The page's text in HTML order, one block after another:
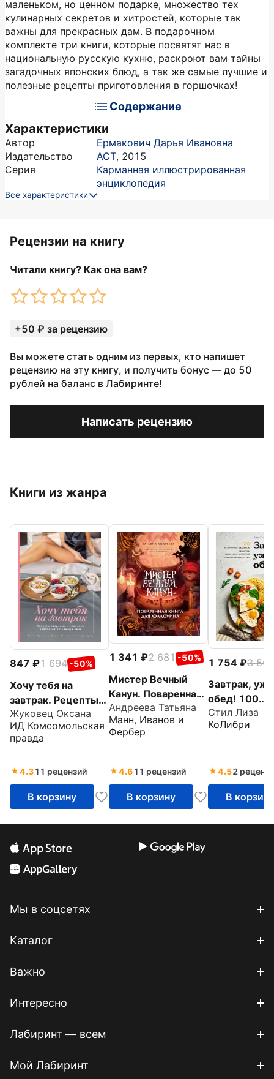
маленьком, но ценном подарке, множество тех
кулинарных секретов и хитростей, которые так
важны для прекрасных дам. В подарочном
комплекте три книги, которые посвятят нас в
национальную русскую кухню, раскроют вам тайны
загадочных японских блюд, а так же самые лучшие и
полезные рецепты приготовления в горшочках!
Содержание
Характеристики
Автор
Ермакович Дарья Ивановна
Издательство
АСТ, 2015
Серия
Карманная иллюстрированная
энциклопедия
Все характеристики
Рецензии на книгу
Читали книгу? Как она вам?
+50 ₽ за рецензию
Вы можете стать одним из первых, кто напишет
рецензию на эту книгу, и получить бонус — до 50
рублей на баланс в Лабиринте!
Написать рецензию
Книги из жанра
847 1 694 -50%
Хочу тебя на
завтрак. Рецепты
красивых и
здоровых
завтраков на
Жуковец Оксана
ИД Комсомольская
правда
4.311 рецензий
В корзину
1 341 2 681 -50%
Мистер Вечный
Канун. Поваренная
книга для
Хэллоуина
Андреева Татьяна
Манн, Иванов и
Фербер
4.611 рецензий
В корзину
1 754
3 507
Завтрак,
обед! 100
кулинарных
шедевров,
хитростей и
вариаций
Стил Лиза
КоЛибри
4.52
В корзину
Мы в соцсетях
Каталог
Важно
Интересно
Лабиринт — всем
Мой Лабиринт